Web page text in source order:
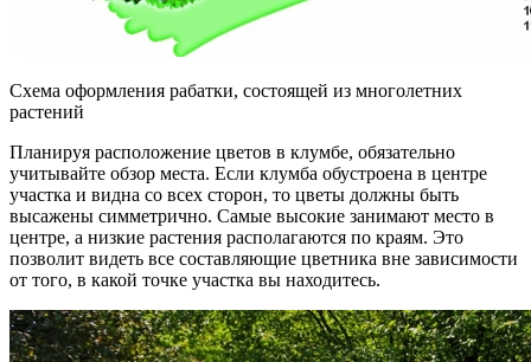
Схема оформления рабатки, состоящей из многолетних
растений
Планируя расположение цветов в клумбе, обязательно
учитывайте обзор места. Если клумба обустроена в центре
участка и видна со всех сторон, то цветы должны быть
высажены симметрично. Самые высокие занимают место в
центре, а низкие растения располагаются по краям. Это
позволит видеть все составляющие цветника вне зависимости
от того, в какой точке участка вы находитесь.